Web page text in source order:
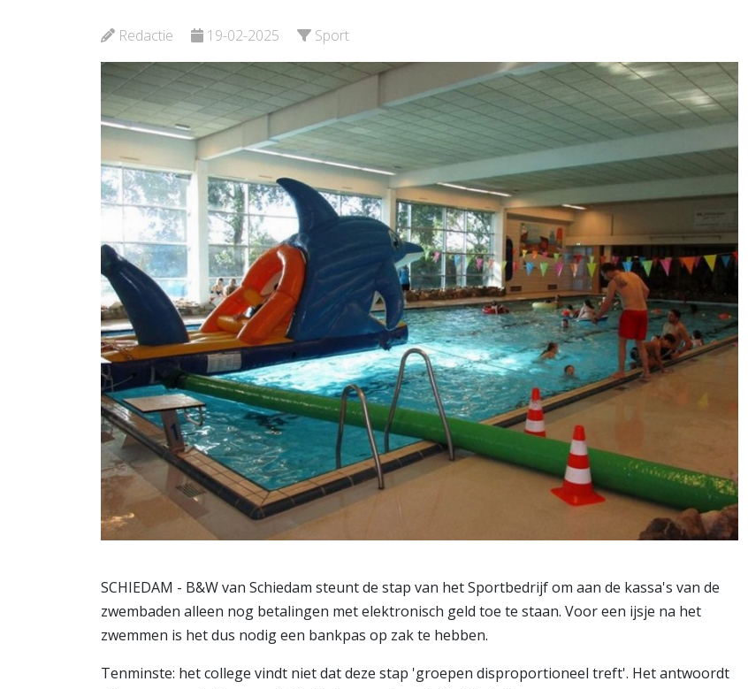
Redactie 19-02-2025 Sport
SCHIEDAM - B&W van Schiedam steunt de stap van het Sportbedrijf om aan de kassa's van de
zwembaden alleen nog betalingen met elektronisch geld toe te staan. Voor een ijsje na het
zwemmen is het dus nodig een bankpas op zak te hebben.
Tenminste: het college vindt niet dat deze stap 'groepen disproportioneel treft'. Het antwoordt